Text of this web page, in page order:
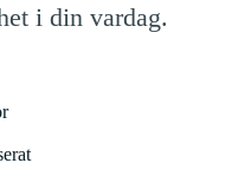
i din vardag.